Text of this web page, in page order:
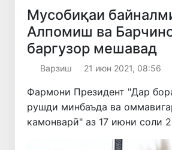
Мусобиқаи
Алпомиш ва
баргузор мешавад
Варзиш 21 июн 2021, 08:56
Фармони Президент "Дар
рушди минбаъда ва
камонварӣ" аз 17 июни соли